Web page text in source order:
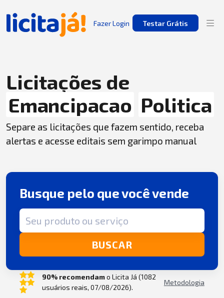
Fazer Login Testar Grátis
Licitações de
Emancipacao Politica
Separe as licitações que fazem sentido, receba
alertas e acesse editais sem garimpo manual
Busque pelo que você vende
Termo de busca
BUSCAR
90% recomendamo Licita Já (1082
usuários reais, 07/08/2026).
Metodologia